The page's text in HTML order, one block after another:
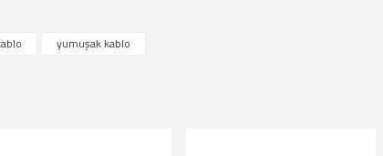
yumuşak kablo